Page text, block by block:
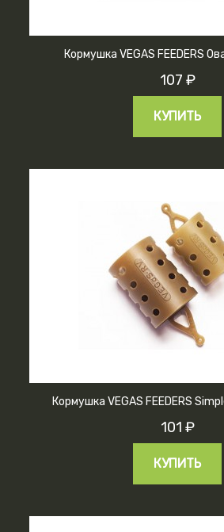
Кормушка VEGAS FEEDERS
107 ₽
КУПИТЬ
Кормушка VEGAS FEEDERS
101 ₽
КУПИТЬ